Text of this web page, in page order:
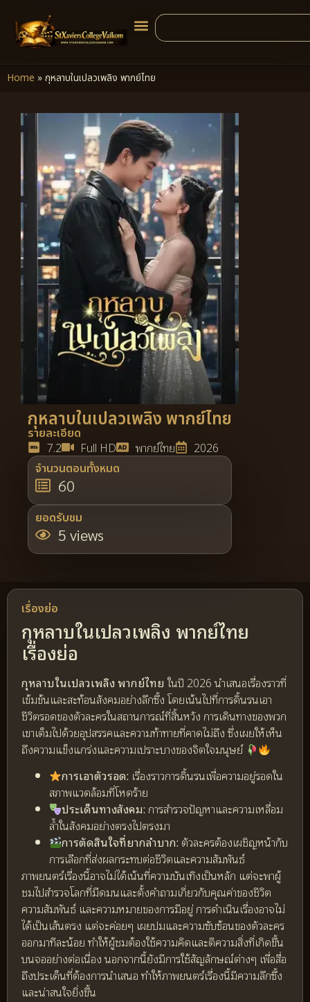
Home » กุหลาบในเปลวเพลิง พากย์ไทย
กุหลาบในเปลวเพลิง พากย์ไทย
รายละเอียด
7.2 Full HD พากย์ไทย 2026
จำนวนตอนทั้งหมด
60
ยอดรับชม
5 views
เรื่องย่อ
กุหลาบในเปลวเพลิง พากย์ไทย
เรื่องย่อ
กุหลาบในเปลวเพลิง พากย์ไทย ในปี 2026 นำเสนอเรื่องราวที่
เข้มข้นและสะท้อนสังคมอย่างลึกซึ้ง โดยเน้นไปที่การดิ้นรนเอา
ชีวิตรอดของตัวละครในสถานการณ์ที่สิ้นหวัง การเดินทางของพวก
เขาเต็มไปด้วยอุปสรรคและความท้าทายที่คาดไม่ถึง ซึ่งเผยให้เห็น
ถึงความแข็งแกร่งและความเปราะบางของจิตใจมนุษย์
การเอาตัวรอด: เรื่องราวการดิ้นรนเพื่อความอยู่รอดใน
สภาพแวดล้อมที่โหดร้าย
ประเด็นทางสังคม: การสำรวจปัญหาและความเหลื่อม
ล้ำในสังคมอย่างตรงไปตรงมา
การตัดสินใจที่ยากลำบาก: ตัวละครต้องเผชิญหน้ากับ
การเลือกที่ส่งผลกระทบต่อชีวิตและความสัมพันธ์
ภาพยนตร์เรื่องนี้อาจไม่ได้เน้นที่ความบันเทิงเป็นหลัก แต่จะพาผู้
ชมไปสำรวจโลกที่มืดมนและตั้งคำถามเกี่ยวกับคุณค่าของชีวิต
ความสัมพันธ์ และความหมายของการมีอยู่ การดำเนินเรื่องอาจไม่
ได้เป็นเส้นตรง แต่จะค่อยๆ เผยปมและความซับซ้อนของตัวละคร
ออกมาทีละน้อย ทำให้ผู้ชมต้องใช้ความคิดและตีความสิ่งที่เกิดขึ้น
บนจออย่างต่อเนื่อง นอกจากนี้ยังมีการใช้สัญลักษณ์ต่างๆ เพื่อสื่อ
ถึงประเด็นที่ต้องการนำเสนอ ทำให้ภาพยนตร์เรื่องนี้มีความลึกซึ้ง
และน่าสนใจยิ่งขึ้น